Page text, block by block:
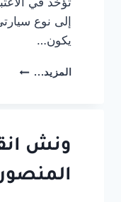
إلى نوع
يكون…
المزيد... كيفية
انقاذ
لسيارتك
ونش